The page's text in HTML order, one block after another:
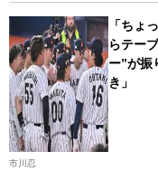
「ちょ
らテー
ー”が振
き」
市川忍